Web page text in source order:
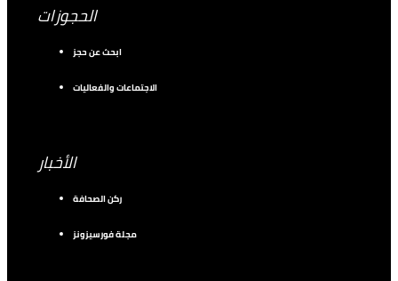
الحجوزات
ابحث عن حجز
الاجتماعات والفعاليات
الأخبار
ركن الصحافة
مجلة فورسيزونز